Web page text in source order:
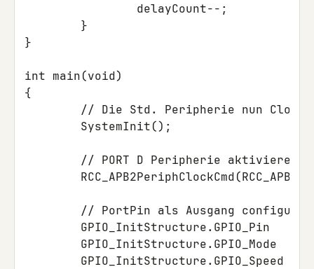
delayCount-- ;
}
}
int main(void)
{
// Die Std. Peripherie nun
SystemInit();
// PORT D Peripherie aktivieren
RCC_APB2PeriphClockCmd(
// PortPin als Ausgang
GPIO_InitStructure. GPIO_Pin
GPIO_InitStructure. GPIO_Mode
GPIO_InitStructure. GPIO_Speed